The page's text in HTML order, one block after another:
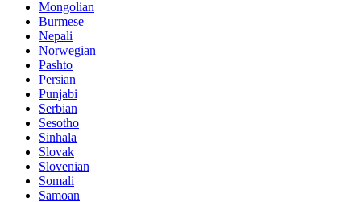
Mongolian
Burmese
Nepali
Norwegian
Pashto
Persian
Punjabi
Serbian
Sesotho
Sinhala
Slovak
Slovenian
Somali
Samoan